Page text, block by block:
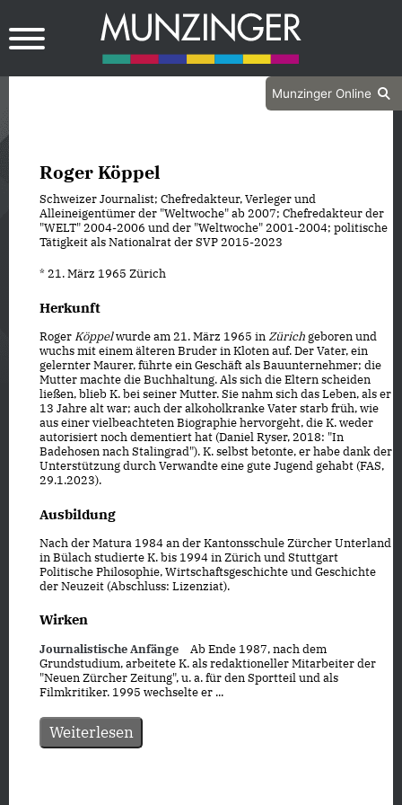
Munzinger Online
Roger Köppel
Schweizer Journalist; Chefredakteur, Verleger und
Alleineigentümer der "Weltwoche" ab 2007; Chefredakteur der
"WELT" 2004-2006 und der "Weltwoche" 2001-2004; politische
Tätigkeit als Nationalrat der SVP 2015-2023
* 21. März 1965 Zürich
Herkunft
RogerKöppelwurde am 21. März 1965 in Zürich geboren und
wuchs mit einem älteren Bruder in Kloten auf. Der Vater, ein
gelernter Maurer, führte ein Geschäft als Bauunternehmer; die
Mutter machte die Buchhaltung. Als sich die Eltern scheiden
ließen, blieb K. bei seiner Mutter. Sie nahm sich das Leben, als er
13 Jahre alt war; auch der alkoholkranke Vater starb früh, wie
aus einer vielbeachteten Biographie hervorgeht, die K. weder
autorisiert noch dementiert hat (Daniel Ryser, 2018: "In
Badehosen nach Stalingrad"). K. selbst betonte, er habe dank der
Unterstützung durch Verwandte eine gute Jugend gehabt (FAS,
29.1.2023).
Ausbildung
Nach der Matura 1984 an der Kantonsschule Zürcher Unterland
in Bülach studierte K. bis 1994 in Zürich und Stuttgart
Politische Philosophie, Wirtschaftsgeschichte und Geschichte
der Neuzeit (Abschluss: Lizenziat).
Wirken
Journalistische Anfänge
Ab Ende 1987, nach dem
Grundstudium, arbeitete K. als redaktioneller Mitarbeiter der
"Neuen Zürcher Zeitung", u. a. für den Sportteil und als
Filmkritiker. 1995 wechselte er ...
Weiterlesen